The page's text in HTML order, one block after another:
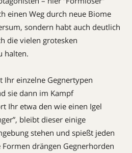
einen Weg durch neue ­Biome
sondern habt auch deutlich
die vielen grotesken
halten.
Ihr einzelne Gegnertypen
sie dann im Kampf
Ihr etwa den wie einen Igel
bleibt dieser einige
stehen und spießt jeden
drängen Gegnerhorden